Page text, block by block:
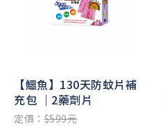
【鱷魚】130天防蚊片補
充包 ｜2藥劑片
定價：$599元